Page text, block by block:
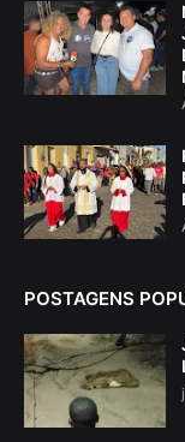
POSTAGENS